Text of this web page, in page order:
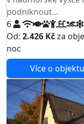
podniknout...
6
Od: 2.426 Kčza
noc
Více o objektu